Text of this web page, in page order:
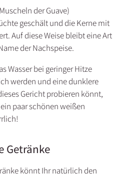
der Guave)
geschält und die Kerne mit
Auf diese Weise bleibt eine Art
der Nachspeise.
Wasser bei geringer Hitze
werden und eine dunklere
Gericht probieren könnt,
paar schönen weißen
Getränke
könnt Ihr natürlich den